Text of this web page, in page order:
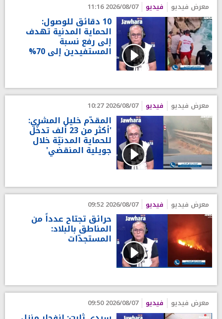
معرض فيديو فيديو 2026/08/07 11:16
10 دقائق للوصول:
الحماية المدنية تهدف
إلى رفع نسبة
المستفيدين إلى 70%
معرض فيديو فيديو 2026/08/07 10:27
المقدّم خليل المشري:
'أكثر من 23 ألف تدخّل
للحماية المدنيّة خلال
جويلية المنقضي'
معرض فيديو فيديو 2026/08/07 09:52
حرائق تجتاح عدداً من
المناطق بالبلاد:
المستجدّات
معرض فيديو فيديو 2026/08/07 09:50